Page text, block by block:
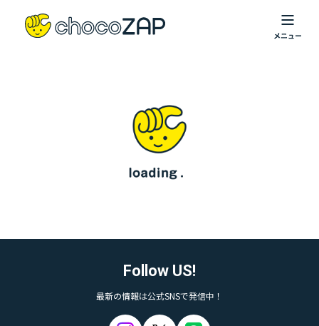
Follow US!
最新の情報は公式SNSで発信中！